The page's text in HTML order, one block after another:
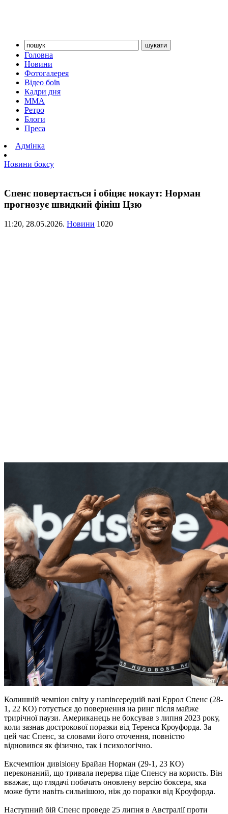
Головна
Новини
Фотогалерея
Відео боїв
Кадри дня
ММА
Ретро
Блоги
Преса
Адмінка
Новини боксу
Спенс повертається і обіцяє нокаут: Норман
прогнозує швидкий фініш Цзю
11:20, 28.05.2026. Новини 1020
Колишній чемпіон світу у напівсередній вазі Еррол Спенс (28-
1, 22 КО) готується до повернення на ринг після майже
трирічної паузи. Американець не боксував з липня 2023 року,
коли зазнав дострокової поразки від Теренса Кроуфорда. За
цей час Спенс, за словами його оточення, повністю
відновився як фізично, так і психологічно.
Ексчемпіон дивізіону Брайан Норман (29-1, 23 КО)
переконаний, що тривала перерва піде Спенсу на користь. Він
вважає, що глядачі побачать оновлену версію боксера, яка
може бути навіть сильнішою, ніж до поразки від Кроуфорда.
Наступний бій Спенс проведе 25 липня в Австралії проти